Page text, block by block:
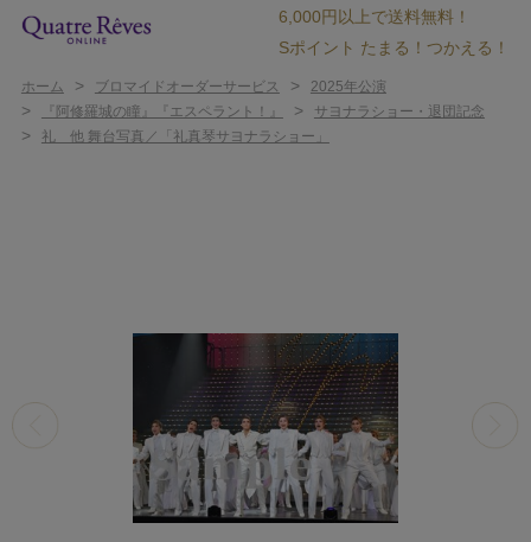
6,000円以上で送料無料！
Sポイント たまる！つかえる！
ホーム > ブロマイドオーダーサービス > 2025年公演
> 『阿修羅城の瞳』『エスペラント！』 > サヨナラショー・退団記念
> 礼 他 舞台写真／「礼真琴サヨナラショー」